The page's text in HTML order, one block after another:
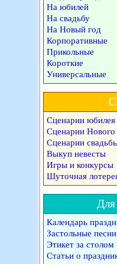
На юбилей
На свадьбу
На Новый год
Корпоративные
Прикольные
Короткие
Универсальные
Сценарии юбилея
Сценарии Нового
Сценарии
Выкуп невесты
Игры и конкурсы
Шуточная
Для
Календарь
Застольные песни
Этикет за столом
Статьи о